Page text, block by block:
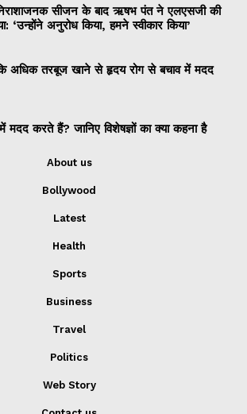
सीजन के बाद ऋषभ पंत ने एलएसजी की
‘उन्होंने अनुरोध किया, हमने स्वीकार किया’
कि अधिक तरबूज खाने से हृदय रोग से बचाव में मदद
करते हैं? जानिए विशेषज्ञों का क्या कहना है
About us
Bollywood
Latest
Health
Sports
Business
Travel
Politics
Web Story